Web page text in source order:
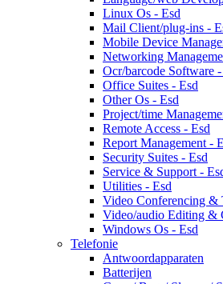
Linux Os - Esd
Mail Client/plug-ins -
Mobile Device
Networking
Ocr/barcode Software -
Office Suites - Esd
Other Os - Esd
Project/time
Remote Access - Esd
Report Management -
Security Suites - Esd
Service & Support -
Utilities - Esd
Video Conferencing &
Video/audio Editing &
Windows Os - Esd
Telefonie
Antwoordapparaten
Batterijen